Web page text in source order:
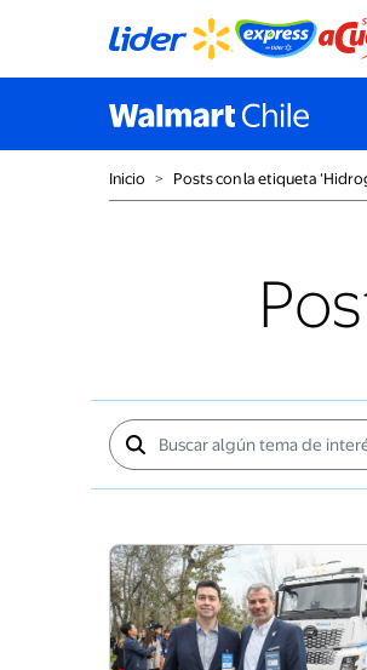
Inicio ˃ Posts con la etiqueta